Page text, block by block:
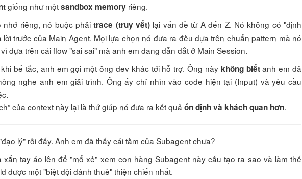
giống như mộtsandbox memory riêng.
nhớ riêng, nó buộc phảitrace (truy vết) lại vấn đề từ A đến Z. Nó không có "định
lời trước của Main Agent. Mọi lựa chọn nó đưa ra đều dựa trên chuẩn pattern mà nó
dựa trên cái flow "sai sai" mà anh em đang dẫn dắt ở Main Session.
bế tắc, anh em gọi một ông dev khác tới hỗ trợ. Ông này không biếtanh em đã
nghe anh em giải trình. Ông ấy chỉ nhìn vào code hiện tại (Input) và yêu cầu
của context này lại là thứ giúp nó đưa ra kết quả ổn định và khách quan hơn.
lý" rồi đấy. Anh em đã thấy cái tầm của Subagent chưa?
xắn tay áo lên để "mổ xẻ" xem con hàng Subagent này cấu tạo ra sao và làm thế
được một "biệt đội đánh thuê" thiện chiến nhất.